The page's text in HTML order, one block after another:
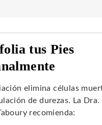
tus Pies
elimina células
de durezas. La Dra.
recomienda: